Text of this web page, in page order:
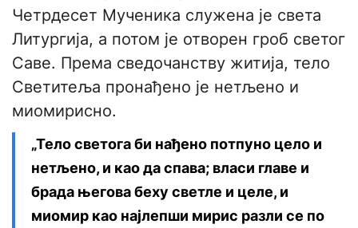
Четрдесет Мученика служена је света
Литургија, а потом је отворен гроб светог
Саве. Према сведочанству житија, тело
Светитеља пронађено је нетљено и
миомирисно.
„Тело светога би нађено потпуно цело и
нетљено, и као да спава; власи главе и
брада његова беху светле и целе, и
миомир као најлепши мирис разли се по